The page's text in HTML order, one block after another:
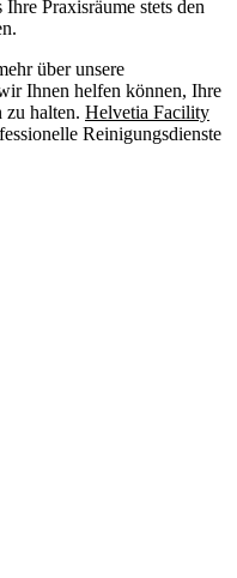
Ihre Praxisräume stets den
über unsere
Ihnen helfen können, Ihre
zu halten. Helvetia Facility
Reinigungsdienste